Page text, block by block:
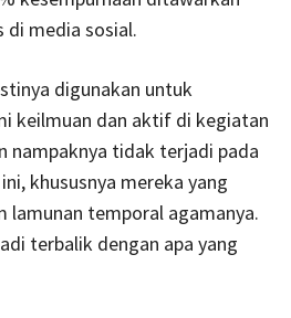
di media sosial.
digunakan untuk
keilmuan dan aktif di kegiatan
nampaknya tidak terjadi pada
khususnya mereka yang
lamunan temporal agamanya.
terbalik dengan apa yang